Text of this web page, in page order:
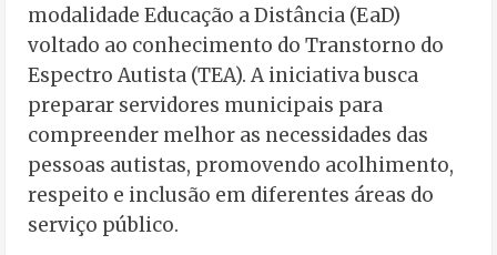
modalidade Educação a Distância (EaD)
voltado ao conhecimento do Transtorno do
Espectro Autista (TEA). A iniciativa busca
preparar servidores municipais para
compreender melhor as necessidades das
pessoas autistas, promovendo acolhimento,
respeito e inclusão em diferentes áreas do
serviço público.